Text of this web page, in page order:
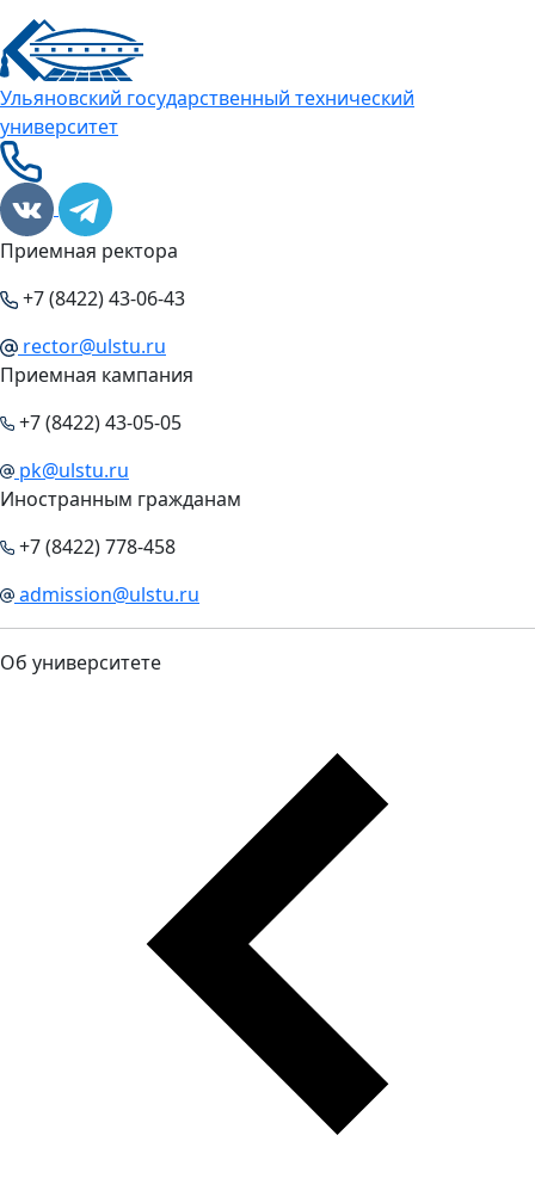
Ульяновский государственный технический
университет
Приемная ректора
+7 (8422) 43-06-43
rector@ulstu.ru
Приемная кампания
+7 (8422) 43-05-05
pk@ulstu.ru
Иностранным гражданам
+7 (8422) 778-458
admission@ulstu.ru
Об университете